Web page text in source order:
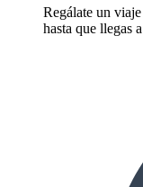
Regálate un
hasta que llegas